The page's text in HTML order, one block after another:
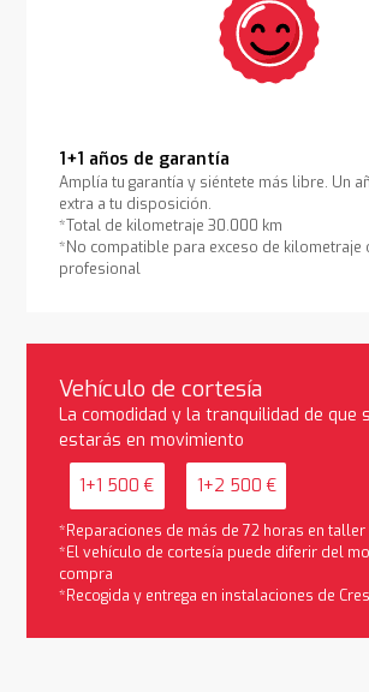
1+1 años de garantía
Amplía tu garantía y siéntete más libre. Un
extra a tu disposición.
*Total de kilometraje 30.000 km
*No compatible para exceso de kilometraje
profesional
Vehículo de cortesía
La comodidad y la tranquilidad de que
estarás en movimiento
1+1 500 € 1+2 500 €
*Reparaciones de más de 72 horas en taller
*El vehículo de cortesía puede diferir del
compra
*Recogida y entrega en instalaciones de